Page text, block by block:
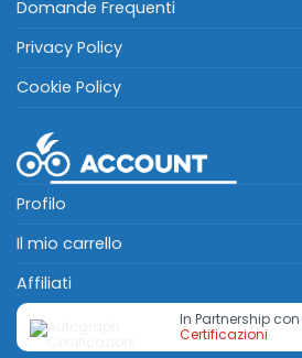
Domande Frequenti
Privacy Policy
Cookie Policy
Profilo
Il mio carrello
Affiliati
In Partnership con
Certificazioni